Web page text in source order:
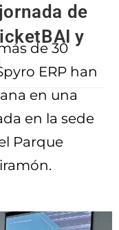
de
y
de 30
ERP han
en una
en la sede
Parque